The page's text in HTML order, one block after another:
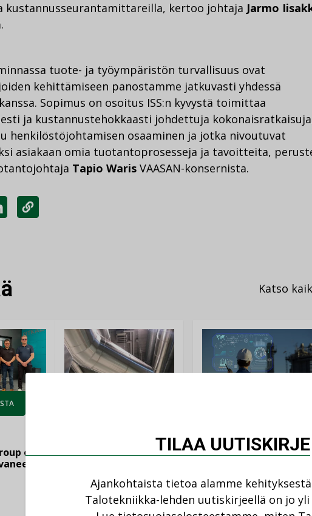
kustannusseurantamittareilla, kertoo johtaja Jarmo
tuote- ja työympäristön turvallisuus ovat
kehittämiseen panostamme jatkuvasti yhdessä
Sopimus on osoitus ISS:n kyvystä toimittaa
ja kustannustehokkaasti johdettuja
henkilöstöjohtamisen osaaminen ja jotka nivoutuvat
asiakaan omia tuotantoprosesseja ja tavoitteita,
Tapio Waris VAASAN-konsernista.
Katso
osti
Puutteellinen eristys
lisää lämpöhäviöitä
05.08.2026
”Tulevat kilpailuedut
syntyvät, kun erilliset
teknologiat tuodaan
TILAA UUTISKIRJE
Ajankohtaista tietoa alamme
Talotekniikka-lehden uutiskirjeellä on jo yli